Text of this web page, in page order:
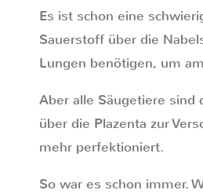
Es ist schon eine
Sauerstoff über die
Lungen benötigen, um
Aber alle Säugetiere sind
über die Plazenta zur
mehr perfektioniert.
So war es schon immer.